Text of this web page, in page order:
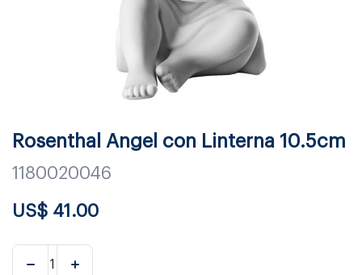
Rosenthal Angel con Linterna 10.5cm
1180020046
US$ 41.00